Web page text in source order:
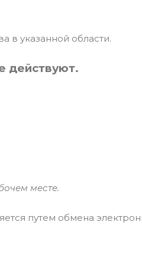
в указанной области.
действуют.
месте.
путем обмена